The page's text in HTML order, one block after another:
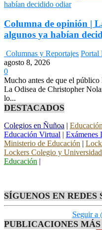
Columna de opinión |
algunos ya habían
Columnas y Reportajes Portal
agosto 8, 2026
0
Mucho antes de que el
La Odisea de Christopher
lo...
DESTACADOS
Colegios en Ñuñoa |
Educación Virtual | Exámenes
Ministerio de Educación |
Lockers Colegio y
Educación |
SÍGUENOS EN REDES
Seguir a
PUBLICACIONES